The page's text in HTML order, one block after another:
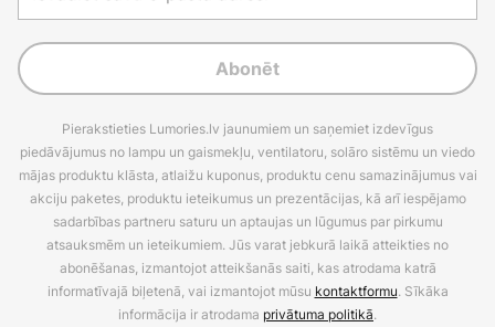
Abonēt
Pierakstieties Lumories.lv jaunumiem un saņemiet izdevīgus
piedāvājumus no lampu un gaismekļu, ventilatoru, solāro sistēmu un viedo
mājas produktu klāsta, atlaižu kuponus, produktu cenu samazinājumus vai
akciju paketes, produktu ieteikumus un prezentācijas, kā arī iespējamo
sadarbības partneru saturu un aptaujas un lūgumus par pirkumu
atsauksmēm un ieteikumiem. Jūs varat jebkurā laikā atteikties no
abonēšanas, izmantojot atteikšanās saiti, kas atrodama katrā
informatīvajā biļetenā, vai izmantojot mūsu kontaktformu. Sīkāka
informācija ir atrodama privātuma politikā.